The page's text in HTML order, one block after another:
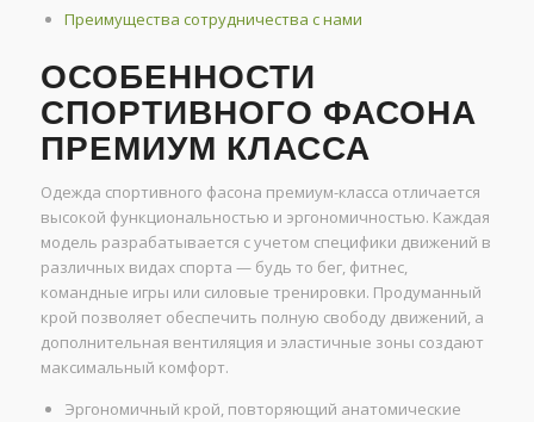
Преимущества сотрудничества с нами
ОСОБЕННОСТИ
СПОРТИВНОГО ФАСОНА
ПРЕМИУМ КЛАССА
Одежда спортивного фасона премиум-класса отличается
высокой функциональностью и эргономичностью. Каждая
модель разрабатывается с учетом специфики движений в
различных видах спорта — будь то бег, фитнес,
командные игры или силовые тренировки. Продуманный
крой позволяет обеспечить полную свободу движений, а
дополнительная вентиляция и эластичные зоны создают
максимальный комфорт.
Эргономичный крой, повторяющий анатомические